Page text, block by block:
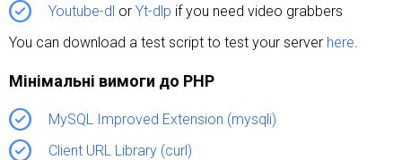
Youtube-dl or Yt-dlp if you need video grabbers
You can download a test script to test your server here.
Мінімальні вимоги до PHP
MySQL Improved Extension (mysqli)
Client URL Library (curl)